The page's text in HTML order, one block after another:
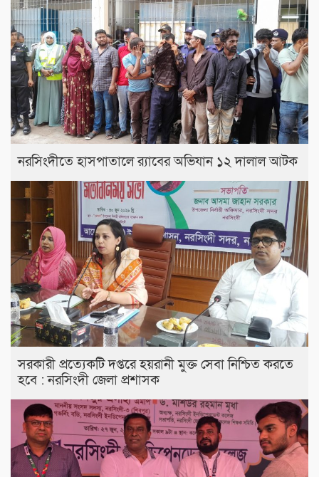
নরসিংদীতে হাসপাতালে র‍্যাবের অভিযান ১২ দালাল আটক
সরকারী প্রত্যেকটি দপ্তরে হয়রানী মুক্ত সেবা নিশ্চিত করতে
হবে : নরসিংদী জেলা প্রশাসক